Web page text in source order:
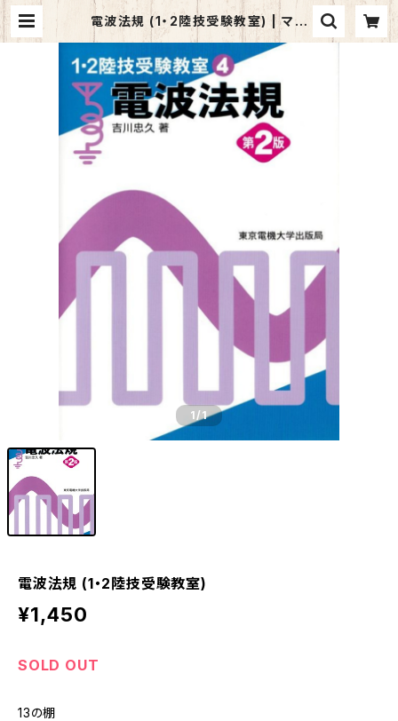
電波法規 (1・2陸技受験教室) | マイ
ブックス関大前店(店頭受取オーダー
1/1
電波法規 (1・2陸技受験教室)
¥1,450
SOLD OUT
13の棚